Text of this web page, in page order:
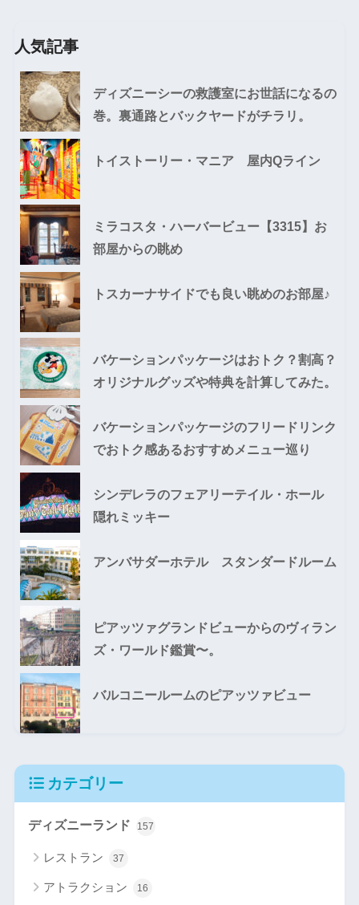
人気記事
ディズニーシーの救護室にお世話になるの
巻。裏通路とバックヤードがチラリ。
トイストーリー・マニア 屋内Qライン
ミラコスタ・ハーバービュー【3315】お
部屋からの眺め
トスカーナサイドでも良い眺めのお部屋♪
バケーションパッケージはおトク？割高？
オリジナルグッズや特典を計算してみた。
バケーションパッケージのフリードリンク
でおトク感あるおすすめメニュー巡り
シンデレラのフェアリーテイル・ホール
隠れミッキー
アンバサダーホテル スタンダードルーム
ピアッツァグランドビューからのヴィラン
ズ・ワールド鑑賞〜。
バルコニールームのピアッツァビュー
カテゴリー
ディズニーランド 157
レストラン 37
アトラクション 16